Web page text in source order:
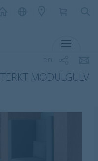
MODULGULV